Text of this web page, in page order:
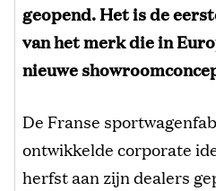
geopend. Het is de
van het merk die in
nieuwe
De Franse
ontwikkelde corporate
herfst aan zijn dealers